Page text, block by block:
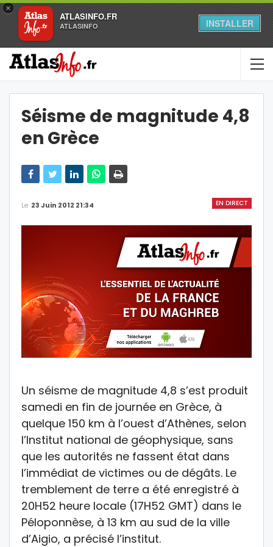
×
ATLASINFO.FR
ATLASINFO INSTALLER
Séisme de magnitude 4,8
en Grèce
EN DIRECT
Le 23 Juin 2012 21:34
Un séisme de magnitude 4,8 s’est produit
samedi en fin de journée en Grèce, à
quelque 150 km à l’ouest d’Athènes, selon
l’Institut national de géophysique, sans
que les autorités ne fassent état dans
l’immédiat de victimes ou de dégâts. Le
tremblement de terre a été enregistré à
20H52 heure locale (17H52 GMT) dans le
Péloponnèse, à 13 km au sud de la ville
d’Aigio, a précisé l’institut.